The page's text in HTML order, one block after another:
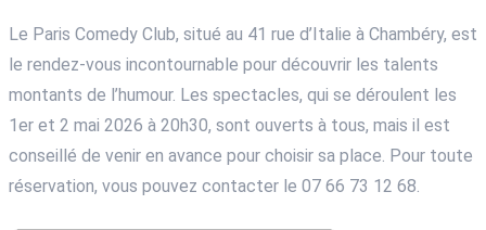
Le Paris Comedy Club, situé au 41 rue d’Italie à Chambéry, est
le rendez-vous incontournable pour découvrir les talents
montants de l’humour. Les spectacles, qui se déroulent les
1er et 2 mai 2026 à 20h30, sont ouverts à tous, mais il est
conseillé de venir en avance pour choisir sa place. Pour toute
réservation, vous pouvez contacter le 07 66 73 12 68.